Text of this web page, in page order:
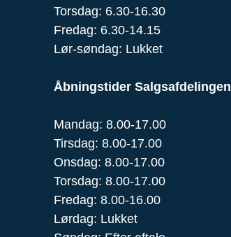
Torsdag: 6.30-16.30
Fredag: 6.30-14.15
Lør-søndag: Lukket
Åbningstider Salgsafdelingen
Mandag: 8.00-17.00
Tirsdag: 8.00-17.00
Onsdag: 8.00-17.00
Torsdag: 8.00-17.00
Fredag: 8.00-16.00
Lørdag: Lukket